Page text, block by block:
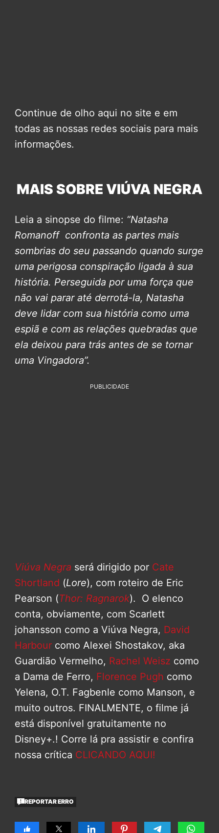
Continue de olho aqui no site e em
todas as nossas redes sociais para mais
informações.
MAIS SOBRE VIÚVA NEGRA
Leia a sinopse do filme: “Natasha
Romanoff confronta as partes mais
sombrias do seu passando quando surge
uma perigosa conspiração ligada à sua
história. Perseguida por uma força que
não vai parar até derrotá-la, Natasha
deve lidar com sua história como uma
espiã e com as relações quebradas que
ela deixou para trás antes de se tornar
uma Vingadora”.
PUBLICIDADE
Viúva Negra será dirigido por Cate
Shortland (Lore), com roteiro de Eric
Pearson (Thor: Ragnarok). O elenco
conta, obviamente, com Scarlett
johansson como a Viúva Negra, David
Harbour como Alexei Shostakov, aka
Guardião Vermelho, Rachel Weisz como
a Dama de Ferro, Florence Pugh como
Yelena, O.T. Fagbenle como Manson, e
muito outros. FINALMENTE, o filme já
está disponível gratuitamente no
Disney+.! Corre lá pra assistir e confira
nossa crítica CLICANDO AQUI!
REPORTAR ERRO